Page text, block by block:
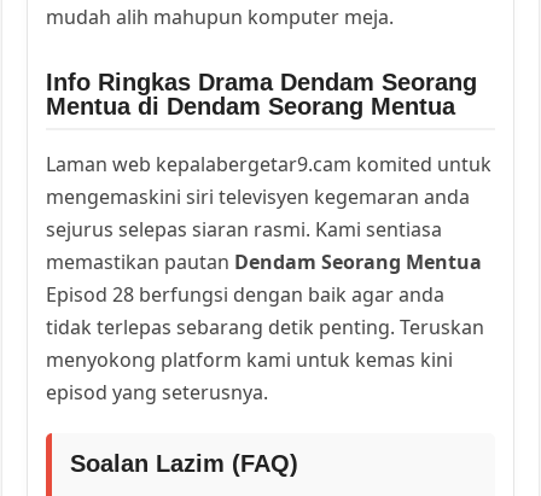
mudah alih mahupun komputer meja.
Info Ringkas Drama Dendam Seorang
Mentua di Dendam Seorang Mentua
Laman web kepalabergetar9.cam komited untuk
mengemaskini siri televisyen kegemaran anda
sejurus selepas siaran rasmi. Kami sentiasa
memastikan pautan Dendam Seorang Mentua
Episod 28 berfungsi dengan baik agar anda
tidak terlepas sebarang detik penting. Teruskan
menyokong platform kami untuk kemas kini
episod yang seterusnya.
Soalan Lazim (FAQ)